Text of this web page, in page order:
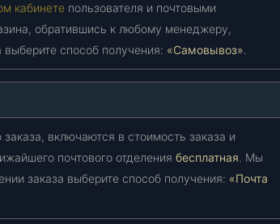
кабинете пользователя и почтовыми
обратившись к любому менеджеру,
способ получения: «Самовывоз».
включаются в стоимость заказа и
почтового отделения бесплатная. Мы
заказа выберите способ получения: «Почта